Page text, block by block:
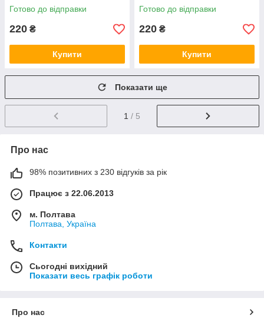
Готово до відправки
220 ₴
Купити
Готово до відправки
220 ₴
Купити
Показати ще
1 / 5
Про нас
98% позитивних з 230 відгуків за рік
Працює з 22.06.2013
м. Полтава
Полтава, Україна
Контакти
Сьогодні вихідний
Показати весь графік роботи
Про нас